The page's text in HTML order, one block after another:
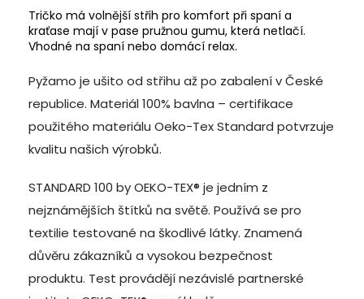
Tričko má volnější střih pro komfort při spaní a
kraťase mají v pase pružnou gumu, která netlačí.
Vhodné na spaní nebo domácí relax.
Pyžamo je ušito od střihu až po zabalení v České
republice. Materiál 100% bavlna – certifikace
použitého materiálu Oeko-Tex Standard potvrzuje
kvalitu našich výrobků.
STANDARD 100 by OEKO-TEX® je jedním z
nejznámějších štítků na světě. Používá se pro
textilie testované na škodlivé látky. Znamená
důvěru zákazníků a vysokou bezpečnost
produktu. Test provádějí nezávislé partnerské